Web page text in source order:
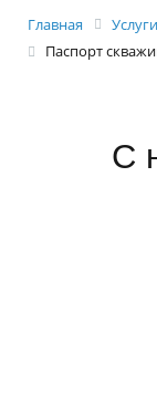
Главная
Услуги
Паспорт
С